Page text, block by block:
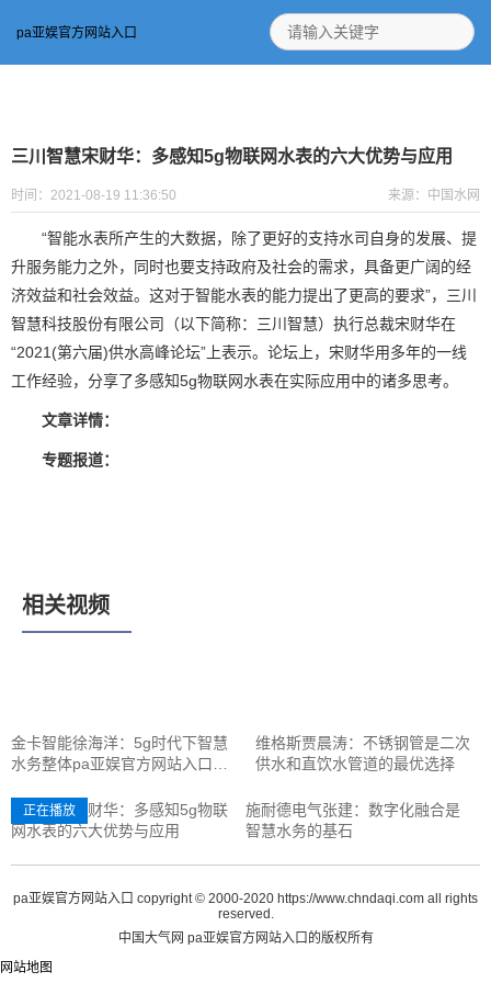
pa亚娱官方网站入口
三川智慧宋财华：多感知5g物联网水表的六大优势与应用
时间：2021-08-19 11:36:50 来源：中国水网
“智能水表所产生的大数据，除了更好的支持水司自身的发展、提
升服务能力之外，同时也要支持政府及社会的需求，具备更广阔的经
济效益和社会效益。这对于智能水表的能力提出了更高的要求”，三川
智慧科技股份有限公司（以下简称：三川智慧）执行总裁宋财华在
“2021(第六届)供水高峰论坛”上表示。论坛上，宋财华用多年的一线
工作经验，分享了多感知5g物联网水表在实际应用中的诸多思考。
文章详情：
专题报道：
相关视频
金卡智能徐海洋：5g时代下智慧
水务整体pa亚娱官方网站入口的
维格斯贾晨涛：不锈钢管是二次
供水和直饮水管道的最优选择
三川智慧宋财华：多感知5g物联
网水表的六大优势与应用
正在播放
施耐德电气张建：数字化融合是
智慧水务的基石
pa亚娱官方网站入口 copyright © 2000-2020 https://www.chndaqi.com all rights
reserved.
中国大气网 pa亚娱官方网站入口的版权所有
网站地图